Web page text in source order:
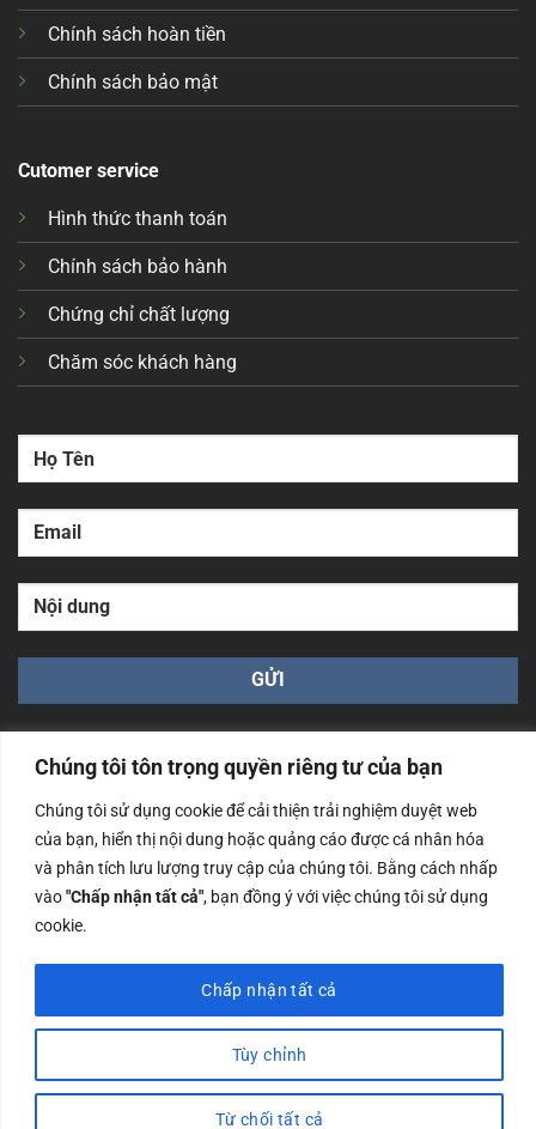
Chúng tôi tôn trọng quyền riêng tư của bạn
Chúng tôi sử dụng cookie để cải thiện trải nghiệm duyệt web
của bạn, hiển thị nội dung hoặc quảng cáo được cá nhân hóa
và phân tích lưu lượng truy cập của chúng tôi. Bằng cách nhấp
vào"Chấp nhận tất cả", bạn đồng ý với việc chúng tôi sử dụng
cookie.
Tùy chỉnh
Từ chối tất cả
Chấp nhận tất cả
Chính sách hoàn tiền
Chính sách bảo mật
Cutomer service
Hình thức thanh toán
Chính sách bảo hành
Chứng chỉ chất lượng
Chăm sóc khách hàng
Công ty TNHH Nam Bình Xương - Số ĐKKD: 0108783483
cấp ngày 14/06/2019 bởi Sở Kế Hoạch và Đầu Tư Tp. Hà
Nội
Copyrights @2023 Nam Binh Xuong. All Rights Reserved